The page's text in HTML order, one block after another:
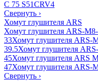
C 75 S51CRV4
Свернуть ›
Хомут глушителя ARS
Хомут глушителя ARS-
33Хомут глушителя ARS-
39.5Хомут глушителя
45Хомут глушителя ARS
47Хомут глушителя ARS-
Свернуть ›